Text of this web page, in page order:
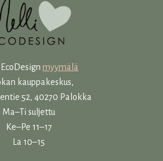
myymälä
kauppakeskus,
52, 40270 Palokka
Ma–Ti suljettu
Ke–Pe 11–17
La 10–15